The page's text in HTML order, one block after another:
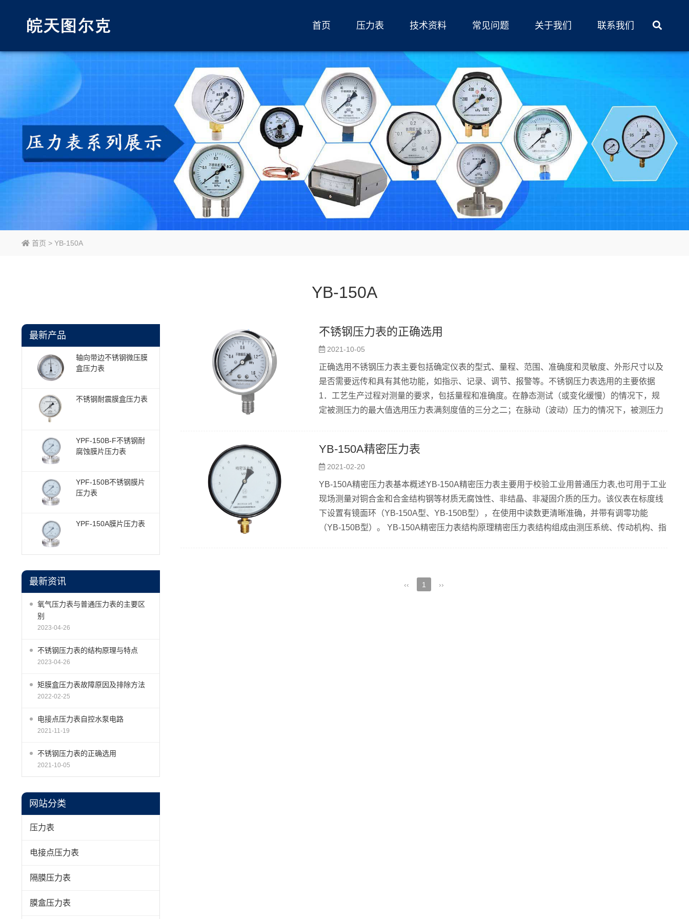
首页 压力表 技术资料 常见问题 关于我们 联系我们
首页 > YB-150A
YB-150A
最新产品
轴向带边不锈钢微压膜
盒压力表
不锈钢耐震膜盒压力表
YPF-150B-F不锈钢耐
腐蚀膜片压力表
YPF-150B不锈钢膜片
压力表
YPF-150A膜片压力表
最新资讯
氧气压力表与普通压力表的主要区
别
2023-04-26
不锈钢压力表的结构原理与特点
2023-04-26
矩膜盒压力表故障原因及排除方法
2022-02-25
电接点压力表自控水泵电路
2021-11-19
不锈钢压力表的正确选用
2021-10-05
网站分类
压力表
电接点压力表
隔膜压力表
膜盒压力表
不锈钢压力表的正确选用
2021-10-05
正确选用不锈钢压力表主要包括确定仪表的型式、量程、范围、准确度和灵敏度、外形尺寸以及
是否需要远传和具有其他功能，如指示、记录、调节、报警等。不锈钢压力表选用的主要依据
1．工艺生产过程对测量的要求，包括量程和准确度。在静态测试（或变化缓慢）的情况下，规
定被测压力的最大值选用压力表满刻度值的三分之二；在脉动（波动）压力的情况下，被测压力
大允许误差是压力表的量程与准确度等级百分比的乘积，如果误差值超过工艺要求准确度，则需
更换准确度高一级的不锈钢压力表...
YB-150A精密压力表
2021-02-20
YB-150A精密压力表基本概述YB-150A精密压力表主要用于校验工业用普通压力表,也可用于工业
现场测量对铜合金和合金结构钢等材质无腐蚀性、非结晶、非凝固介质的压力。该仪表在标度线
下设置有镜面环（YB-150A型、YB-150B型），在使用中读数更清晰准确，并带有调零功能
（YB-150B型）。 YB-150A精密压力表结构原理精密压力表结构组成由测压系统、传动机构、指
‹‹ 1 ››